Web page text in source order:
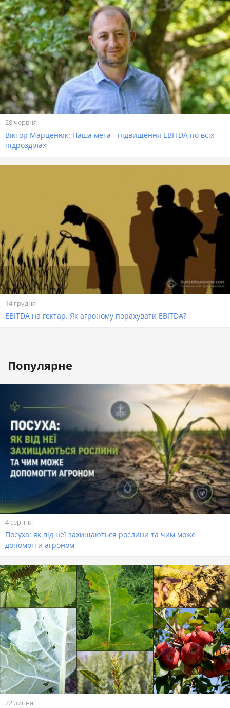
28 червня
Віктор Марценюк: Наша мета - підвищення EBITDA по вcіх
підрозділах
14 грудня
EBITDA на гектар. Як агроному порахувати EBITDA?
Популярне
4 серпня
Посуха: як від неї захищаються рослини та чим може
допомогти агроном
22 липня